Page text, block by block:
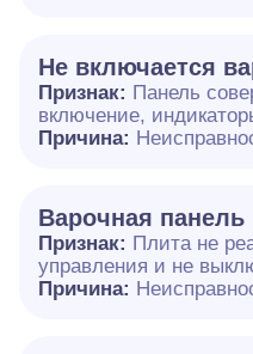
Не включается
Признак: Панель
включение,
Причина:
Варочная панель
Признак: Плита не
управления и не
Причина: